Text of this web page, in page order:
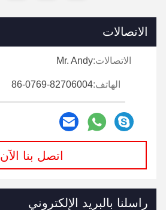
الاتصالات
الاتصالات:Mr. Andy
الهاتف:86-0769-82706004
اتصل بنا الآن
راسلنا بالبريد الإلكتروني